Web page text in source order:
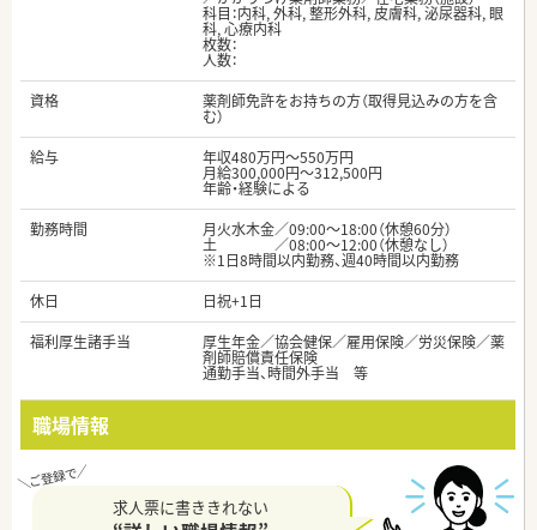
科目：内科, 外科, 整形外科, 皮膚科, 泌尿器科, 眼
科, 心療内科
枚数：
人数：
資格
薬剤師免許をお持ちの方（取得見込みの方を含
む）
給与
年収480万円～550万円
月給300,000円～312,500円
年齢・経験による
勤務時間
月火水木金／09:00～18:00（休憩60分）
土 ／08:00～12:00（休憩なし）
※1日8時間以内勤務、週40時間以内勤務
休日
日祝+1日
福利厚生諸手当
厚生年金／協会健保／雇用保険／労災保険／薬
剤師賠償責任保険
通勤手当、時間外手当 等
職場情報
求人票に書ききれない